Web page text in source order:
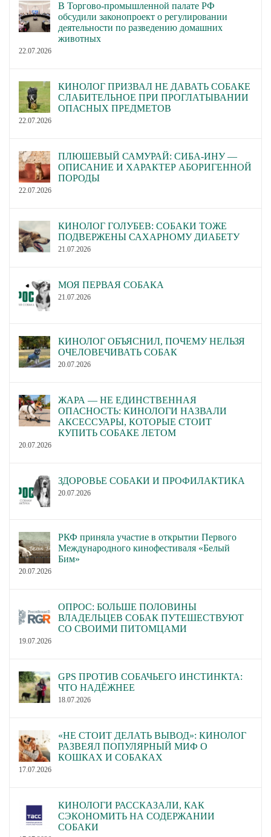
В Торгово-промышленной палате РФ
обсудили законопроект о регулировании
деятельности по разведению домашних
животных
22.07.2026
КИНОЛОГ ПРИЗВАЛ НЕ ДАВАТЬ СОБАКЕ
СЛАБИТЕЛЬНОЕ ПРИ ПРОГЛАТЫВАНИИ
ОПАСНЫХ ПРЕДМЕТОВ
22.07.2026
ПЛЮШЕВЫЙ САМУРАЙ: СИБА-ИНУ —
ОПИСАНИЕ И ХАРАКТЕР АБОРИГЕННОЙ
ПОРОДЫ
22.07.2026
КИНОЛОГ ГОЛУБЕВ: СОБАКИ ТОЖЕ
ПОДВЕРЖЕНЫ САХАРНОМУ ДИАБЕТУ
21.07.2026
МОЯ ПЕРВАЯ СОБАКА
21.07.2026
КИНОЛОГ ОБЪЯСНИЛ, ПОЧЕМУ НЕЛЬЗЯ
ОЧЕЛОВЕЧИВАТЬ СОБАК
20.07.2026
ЖАРА — НЕ ЕДИНСТВЕННАЯ
ОПАСНОСТЬ: КИНОЛОГИ НАЗВАЛИ
АКСЕССУАРЫ, КОТОРЫЕ СТОИТ
КУПИТЬ СОБАКЕ ЛЕТОМ
20.07.2026
ЗДОРОВЬЕ СОБАКИ И ПРОФИЛАКТИКА
20.07.2026
РКФ приняла участие в открытии Первого
Международного кинофестиваля «Белый
Бим»
20.07.2026
ОПРОС: БОЛЬШЕ ПОЛОВИНЫ
ВЛАДЕЛЬЦЕВ СОБАК ПУТЕШЕСТВУЮТ
СО СВОИМИ ПИТОМЦАМИ
19.07.2026
GPS ПРОТИВ СОБАЧЬЕГО ИНСТИНКТА:
ЧТО НАДЁЖНЕЕ
18.07.2026
«НЕ СТОИТ ДЕЛАТЬ ВЫВОД»: КИНОЛОГ
РАЗВЕЯЛ ПОПУЛЯРНЫЙ МИФ О
КОШКАХ И СОБАКАХ
17.07.2026
КИНОЛОГИ РАССКАЗАЛИ, КАК
СЭКОНОМИТЬ НА СОДЕРЖАНИИ
СОБАКИ